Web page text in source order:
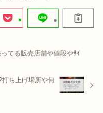
てる販売店舗や値段やｻｲ
ち上げ場所や何